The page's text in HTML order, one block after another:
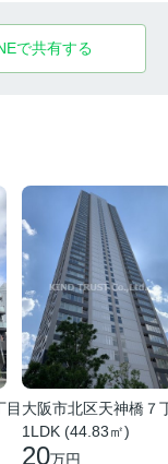
で共有する
目 大阪市北区天神橋７
1LDK (44.83㎡)
20万円